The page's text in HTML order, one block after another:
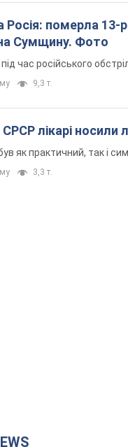
Росія: померла 13-
Сумщину. Фото
час російського
9,3 т.
лікарі носили
як практичний, так і
3,3 т.